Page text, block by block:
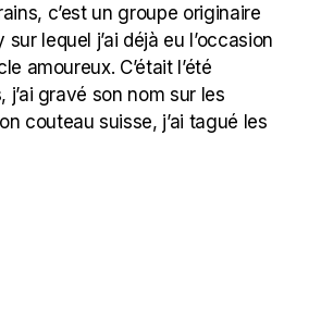
c’est un groupe originaire
lequel j’ai déjà eu l’occasion
amoureux. C’était l’été
j’ai gravé son nom sur les
couteau suisse, j’ai tagué les